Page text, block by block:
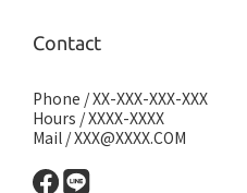
Contact
Phone / XX-XXX-XXX-XXX
Hours / XXXX-XXXX
Mail / XXX@XXXX.COM